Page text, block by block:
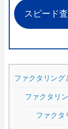
スピード
ファクタリング
ファクタリ
ファクタ